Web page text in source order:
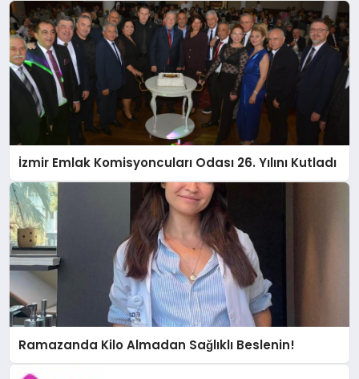
İzmir Emlak Komisyoncuları Odası 26. Yılını Kutladı
Ramazanda Kilo Almadan Sağlıklı Beslenin!